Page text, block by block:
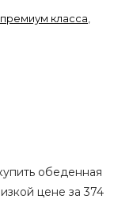
класса,
обеденная
цене за 374